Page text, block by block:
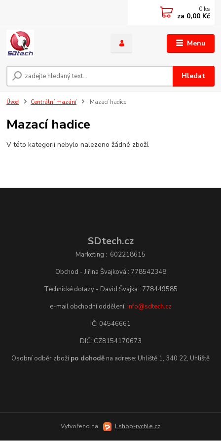
Menu
Hledat
0 ks
za 0,00 Kč
Úvod Centrální mazání Mazací hadice
Mazací hadice
V této kategorii nebylo nalezeno žádné zboží.
SDtech.cz
Marketing : 602218615
Obchod - Jiřina Švajková : 778542348
Technické dotazy - David Švajka : 778449585
e-mail obchodní oddělení: info@sdtech.cz
IČ: 04546661
DIČ: CZ8154170673
Osobní odběr zboží po dohodě na adrese: Uhliště 1, 340 22, Uhliště
Vytvořeno na Eshop-rychle.cz